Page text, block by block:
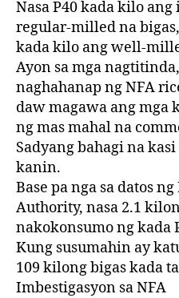
Nasa P40 kada kilo
regular-milled na
kada kilo ang well-
Ayon sa mga
naghahanap ng NFA
daw magawa ang
ng mas mahal na
Sadyang bahagi na
kanin.
Base pa nga sa datos
Authority, nasa 2.1
nakokonsumo ng kada
Kung susumahin ay
109 kilong bigas kada
Imbestigasyon sa NFA